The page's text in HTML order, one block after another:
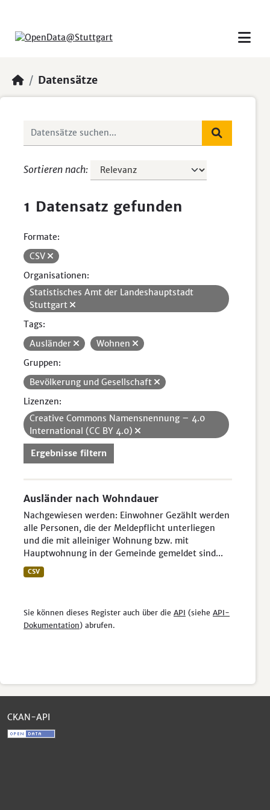
Datensätze
Sortieren nach
1 Datensatz gefunden
Formate:
CSV
Organisationen:
Statistisches Amt der Landeshauptstadt
Stuttgart
Tags:
Ausländer
Wohnen
Gruppen:
Bevölkerung und Gesellschaft
Lizenzen:
Creative Commons Namensnennung – 4.0
International (CC BY 4.0)
Ergebnisse filtern
Ausländer nach Wohndauer
Nachgewiesen werden: Einwohner Gezählt werden
alle Personen, die der Meldepflicht unterliegen
und die mit alleiniger Wohnung bzw. mit
Hauptwohnung in der Gemeinde gemeldet sind...
CSV
Sie können dieses Register auch über die API (siehe API-
Dokumentation) abrufen.
CKAN-API